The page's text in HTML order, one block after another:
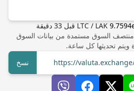
LTC/ LAK قبل33 دقيقة
السوق مستمدة من بيانات السوق
ويتم تحديثها كل ساعة.
https://
نسخ